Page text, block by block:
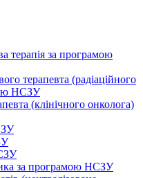
терапія за програмою
терапевта (радіаційного
НСЗУ
(клінічного онколога)
за програмою НСЗУ